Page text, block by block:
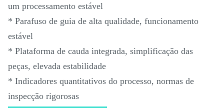
um processamento estável
* Parafuso de guia de alta qualidade, funcionamento
estável
* Plataforma de cauda integrada, simplificação das
peças, elevada estabilidade
* Indicadores quantitativos do processo, normas de
inspecção rigorosas